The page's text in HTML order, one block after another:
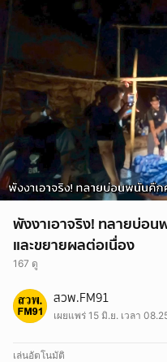
พังงาเอาจริง! ทลายบ่อ
และขยายผลต่อเนื่อง
167 ดู
พังงาเอาจริง! ทลายบ่อนพนันคึก
https://www.fm91bkk.com/
สวพ.FM91
เผยแพร่ 15 มิ.ย. เวลา
เล่นอัตโนมัติ